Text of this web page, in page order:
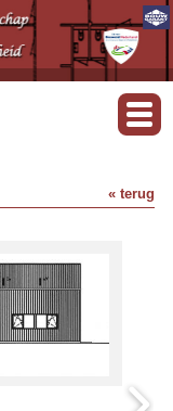
« terug